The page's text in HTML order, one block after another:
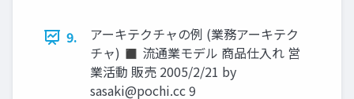
9.
アーキテクチャの例 (業務アーキテク
チャ) ◼ 流通業モデル 商品仕入れ 営
業活動 販売 2005/2/21 by
sasaki@pochi.cc9